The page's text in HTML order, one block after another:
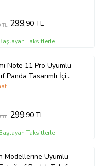
TL 299,90 TL
Taksitlerle
Note 11 Pro Uyumlu
Panda Tasarımlı İçi
Turuncu (Şeffaf)
TL 299,90 TL
Taksitlerle
Modellerine Uyumlu